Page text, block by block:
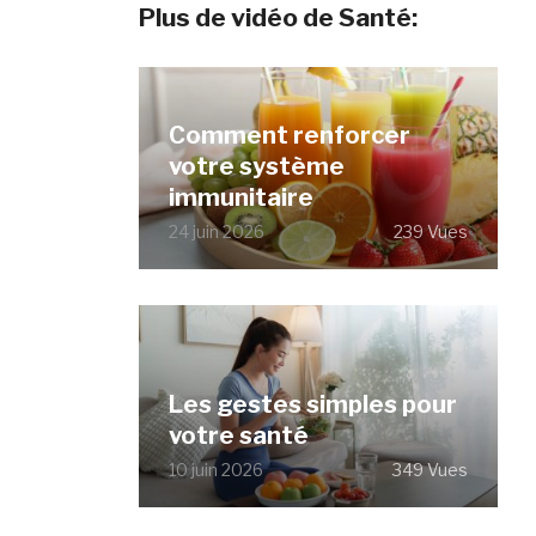
Plus de vidéo de Santé:
Comment renforcer
votre système
immunitaire
24 juin 2026 239 Vues
Les gestes simples pour
votre santé
10 juin 2026 349 Vues